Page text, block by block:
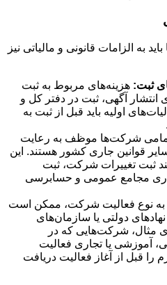
به الزامات قانونی و مالیاتی نیز
ثبت: هزینه‌های مربوط به ثبت
آگهی، ثبت در دفتر کل و
اولیه باید قبل از ثبت به
شرکت‌ها موظف به رعایت
قوانین جاری کشور هستند. این
ثبت تغییرات شرکت، ثبت
مجامع عمومی و حسابرسی
به نوع فعالیت شرکت، ممکن است
دولتی یا سازمان‌های
مثال، شرکت‌هایی که در
آموزشی یا تجاری فعالیت
را قبل از آغاز فعالیت دریافت